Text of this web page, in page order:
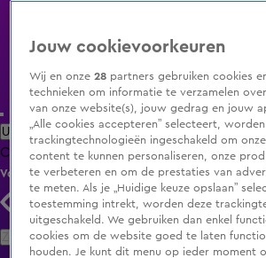
Uitzending Gemist Populaire programma's Zenders
ClipsFilmsRadioSmart TV inlogShop
Volg KIJK
Zoeken
Jouw cookievoorkeuren
Wij en onze28 partners gebruiken cookies
technieken om informatie te verzamelen
van onze website(s), jouw gedrag en jouw
„Alle cookies accepteren” selecteert, worden
trackingtechnologieën ingeschakeld om
content te kunnen personaliseren, onze
te verbeteren en om de prestaties van
te meten. Als je „Huidige keuze opslaan”
toestemming intrekt, worden deze
uitgeschakeld. We gebruiken dan enkel
cookies om de website goed te laten
houden. Je kunt dit menu op ieder moment